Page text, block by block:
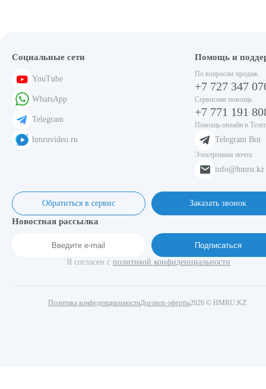
Социальные сети
YouTube
WhatsApp
Telegram
hmruvideo.ru
Помощь и
По вопросам продаж
+7 727 347
Сервисная помощь
+7 771 191
Помощь онлайн в
Telegram Bot
Электронная почта
info@hmru.kz
Обратиться в сервис Заказать звонок
Новостная рассылка
Подписаться
Я согласен с политикой конфиденциальности
Политика конфеденциальности 2026 © HMRU.KZ
Договор оферты